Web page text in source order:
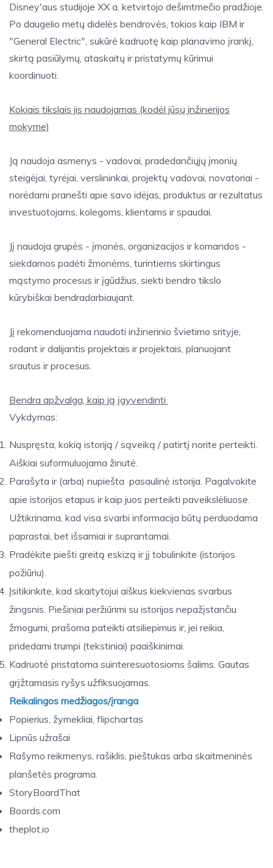
Disney'aus studijoje XX a. ketvirtojo dešimtmečio pradžioje.
Po daugelio metų didelės bendrovės, tokios kaip IBM ir
"General Electric", sukūrė kadruotę kaip planavimo įrankį,
skirtą pasiūlymų, ataskaitų ir pristatymų kūrimui
koordinuoti.
Kokiais tikslais jis naudojamas (kodėl jūsų inžinerijos
mokyme)
Ją naudoja asmenys - vadovai, pradedančiųjų įmonių
steigėjai, tyrėjai, verslininkai, projektų vadovai, novatoriai -
norėdami pranešti apie savo idėjas, produktus ar rezultatus
investuotojams, kolegoms, klientams ir spaudai.
Jį naudoja grupės - įmonės, organizacijos ir komandos -
siekdamos padėti žmonėms, turintiems skirtingus
mąstymo procesus ir įgūdžius, siekti bendro tikslo
kūrybiškai bendradarbiaujant.
Jį rekomenduojama naudoti inžinerinio švietimo srityje,
rodant ir dalijantis projektais ir projektais, planuojant
srautus ir procesus.
Bendra apžvalga, kaip ją įgyvendinti
Vykdymas:
Nuspręsta, kokią istoriją / sąveiką / patirtį norite perteikti.
Aiškiai suformuluojama žinutė.
Parašyta ir (arba) nupiešta pasaulinė istorija. Pagalvokite
apie istorijos etapus ir kaip juos perteikti paveikslėliuose.
Užtikrinama, kad visa svarbi informacija būtų perduodama
paprastai, bet išsamiai ir suprantamai.
Pradėkite piešti greitą eskizą ir jį tobulinkite (istorijos
požiūriu).
Įsitikinkite, kad skaitytojui aiškus kiekvienas svarbus
žingsnis. Piešiniai peržiūrimi su istorijos nepažįstančiu
žmogumi, prašoma pateikti atsiliepimus ir, jei reikia,
pridedami trumpi (tekstiniai) paaiškinimai.
Kadruotė pristatoma suinteresuotosioms šalims. Gautas
grįžtamasis ryšys užfiksuojamas.
Reikalingos medžiagos/įranga
Popierius, žymekliai, flipchartas
Lipnūs užrašai
Rašymo reikmenys, rašiklis, pieštukas arba skaitmeninės
planšetės programa.
StoryBoardThat
Boords.com
theplot.io